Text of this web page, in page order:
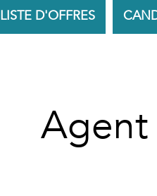
LISTE D'OFFRES